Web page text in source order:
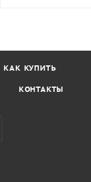
КАК КУПИТЬ
КОНТАКТЫ